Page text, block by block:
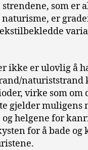
strendene, som er
er
ikke er ulovlig å
naturiststrand
virke som om
gjelder muligens
helgene for
for å bade og